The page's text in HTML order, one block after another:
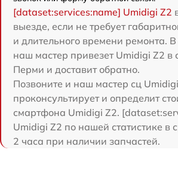
[dataset:services:name] Umidigi Z2
выезде, если не требует
и длительного времени ремонта.
наш мастер привезет Umidigi Z2 в
Перми и доставит обратно.
Позвоните и наш мастер сц
проконсультирует и определит
смартфона Umidigi Z2.
Umidigi Z2 по нашей статистике в
2 часа при наличии запчастей.